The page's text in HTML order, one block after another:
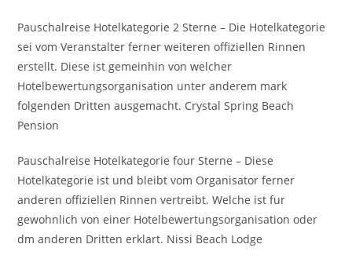
Pauschalreise Hotelkategorie 2 Sterne – Die Hotelkategorie
sei vom Veranstalter ferner weiteren offiziellen Rinnen
erstellt. Diese ist gemeinhin von welcher
Hotelbewertungsorganisation unter anderem mark
folgenden Dritten ausgemacht. Crystal Spring Beach
Pension
Pauschalreise Hotelkategorie four Sterne – Diese
Hotelkategorie ist und bleibt vom Organisator ferner
anderen offiziellen Rinnen vertreibt. Welche ist fur
gewohnlich von einer Hotelbewertungsorganisation oder
dm anderen Dritten erklart. Nissi Beach Lodge